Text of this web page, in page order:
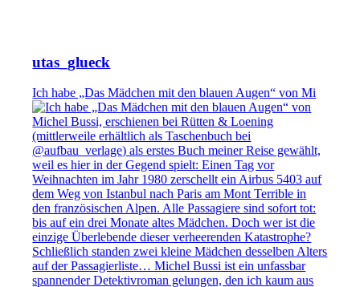
utas_glueck
Ich habe „Das Mädchen mit den blauen Augen“ von Mi